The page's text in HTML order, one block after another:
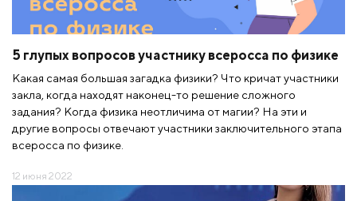
5 глупых вопросов участнику всеросса по физике
Какая самая большая загадка физики? Что кричат участники
закла, когда находят наконец-то решение сложного
задания? Когда физика неотличима от магии? На эти и
другие вопросы отвечают участники заключительного этапа
всеросса по физике.
12 июня 2022